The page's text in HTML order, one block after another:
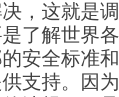
，这就是
了解世界
安全标准
支持。因